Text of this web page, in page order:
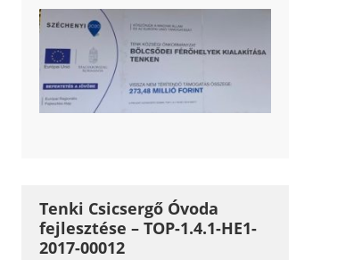
Tenki Csicsergő Óvoda
fejlesztése – TOP-1.4.1-HE1-
2017-00012